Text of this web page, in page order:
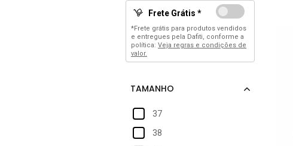
Frete Grátis *
*Frete grátis para produtos vendidos
e entregues pela Dafiti, conforme a
política: Veja regras e condições de
valor.
37
38